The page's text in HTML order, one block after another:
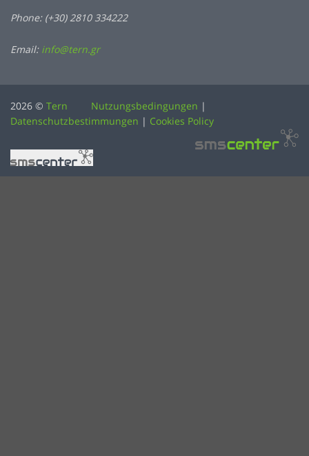
Phone: (+30) 2810 334222
Email: info@tern.gr
2026 © Tern Nutzungsbedingungen |
Datenschutzbestimmungen | Cookies Policy